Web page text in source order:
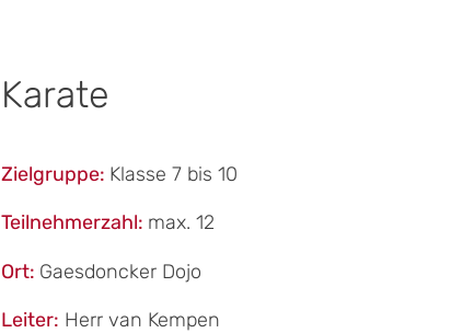
Karate
Zielgruppe: Klasse 7 bis 10
Teilnehmerzahl: max. 12
Ort: Gaesdoncker Dojo
Leiter: Herr van Kempen